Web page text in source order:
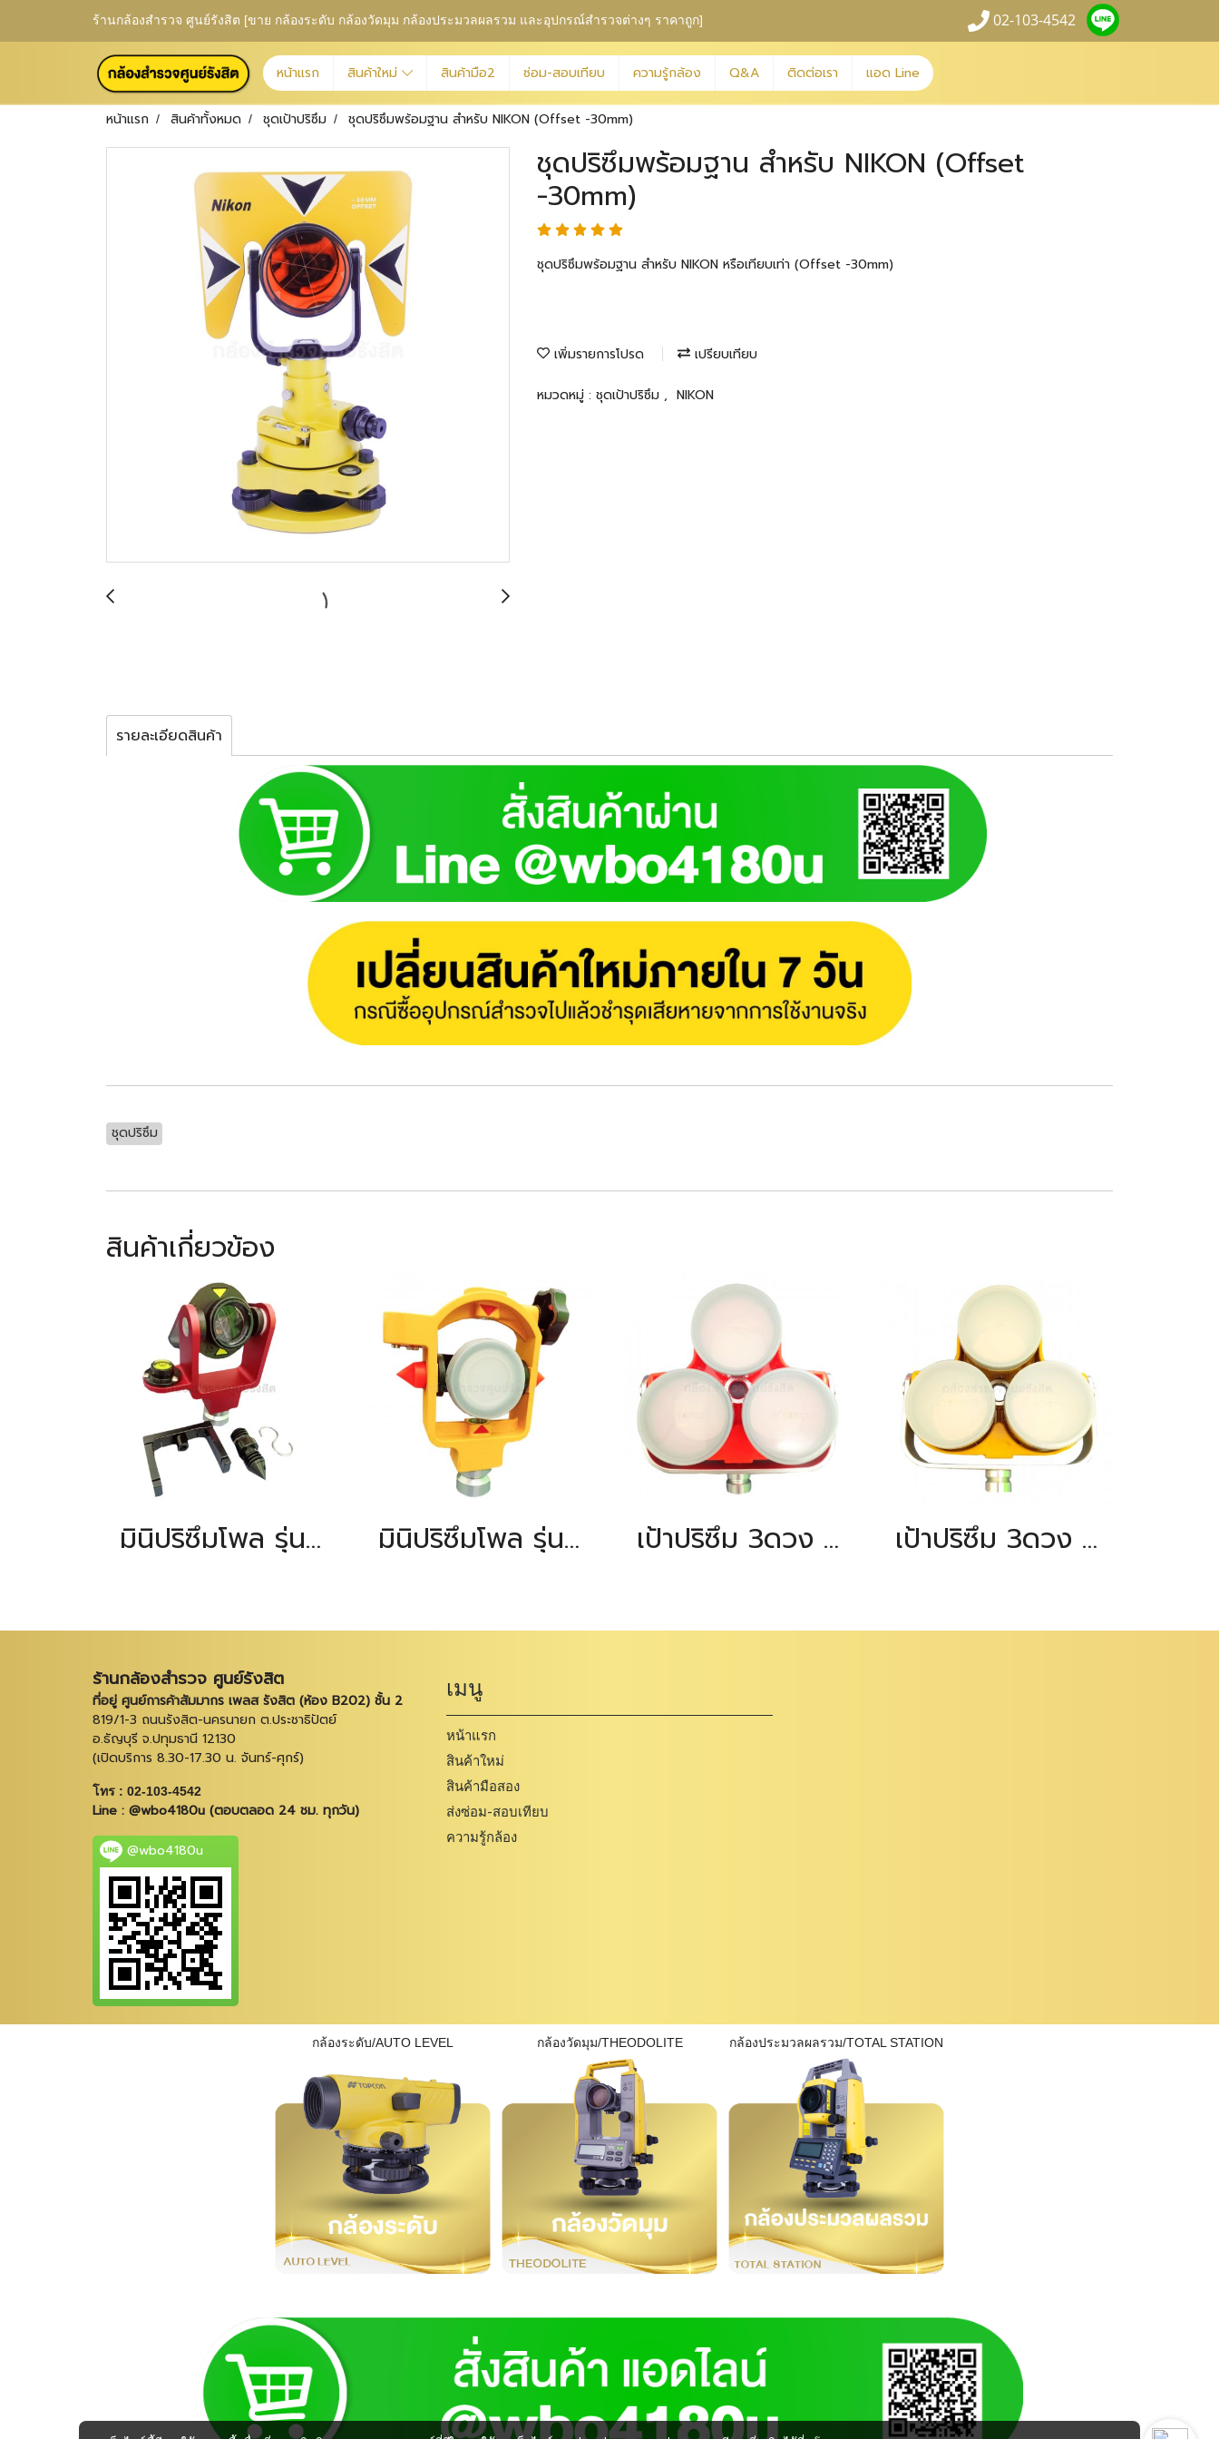
ร้านกล้องสำรวจ ศูนย์รังสิต [ขาย กล้องระดับ กล้องวัดมุม กล้องประมวลผลรวม และอุปกรณ์สำรวจต่างๆ ราคาถูก] 02-103-4542
หน้าแรก สินค้าใหม่ สินค้ามือ2 ซ่อม-สอบเทียบ ความรู้กล้อง Q&A ติดต่อเรา แอด Line
หน้าแรก สินค้าทั้งหมด ชุดเป้าปริซึม ชุดปริซึมพร้อมฐาน สำหรับ NIKON (Offset -30mm)
ชุดปริซึมพร้อมฐาน สำหรับ NIKON (Offset
-30mm)
ชุดปริซึมพร้อมฐาน สำหรับ NIKON หรือเทียบเท่า (Offset -30mm)
เพิ่มรายการโปรด เปรียบเทียบ
หมวดหมู่ : ชุดเป้าปริซึม , NIKON
รายละเอียดสินค้า
ชุดปริซึม
สินค้าเกี่ยวข้อง
มินิปริซึมโพล รุ่น SET101 มินิปริซึมโพล รุ่น TPS110 เป้าปริซึม 3ดวง SOKKIA (Offset 0mm) เป้าปริซึม 3ดวง TOPCON (Offset 0mm)
ร้านกล้องสำรวจ ศูนย์รังสิต
ที่อยู่ ศูนย์การค้าสัมมากร เพลส รังสิต (ห้อง B202) ชั้น 2
819/1-3 ถนนรังสิต-นครนายก ต.ประชาธิปัตย์
อ.ธัญบุรี จ.ปทุมธานี 12130
(เปิดบริการ 8.30-17.30 น. จันทร์-ศุกร์)
โทร : 02-103-4542
Line : @wbo4180u (ตอบตลอด 24 ชม. ทุกวัน)
@wbo4180u
เมนู
หน้าแรก
สินค้าใหม่
สินค้ามือสอง
ส่งซ่อม-สอบเทียบ
ความรู้กล้อง
กล้องระดับ/AUTO LEVEL กล้องวัดมุม/THEODOLITE กล้องประมวลผลรวม/TOTAL STATION